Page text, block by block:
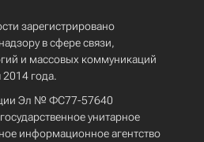
зарегистрировано
в сфере связи,
и массовых коммуникаций
года.
Эл № ФС77-57640
унитарное
информационное агентство